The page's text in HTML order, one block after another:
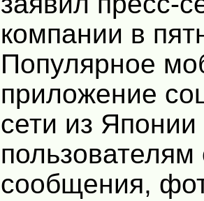
компании в
Популярное
приложение
сети из Японии
пользователям
сообщения,